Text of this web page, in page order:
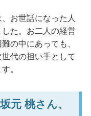
お世話になった人
た。お二人の経営
の中にあっても、
代の担い手として
。
元 桃さん、